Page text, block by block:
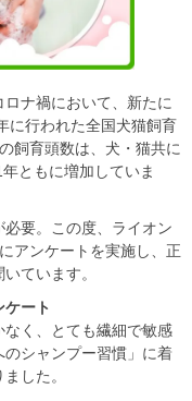
ナ禍において、新たに
に行われた全国犬猫飼育
飼育頭数は、犬・猫共に
ともに増加していま
要。この度、ライオン
アンケートを実施し、正
ています。
ケート
く、とても繊細で敏感
シャンプー習慣」に着
した。